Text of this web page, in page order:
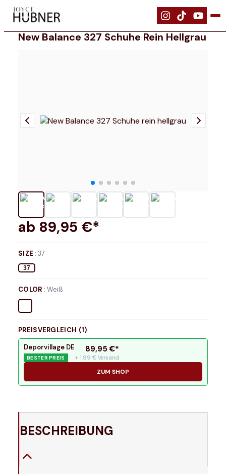
| Schuhe | New Balance 327 Schuhe rein hellgrau
New Balance 327 Schuhe Rein Hellgrau
ab 89,95 €*
SIZE :37
37
COLOR : Weiß
PREISVERGLEICH (1)
Deporvillage DE
BESTER PREIS
89,95 €*
+ 1,99 € Versand
ZUM SHOP
BESCHREIBUNG